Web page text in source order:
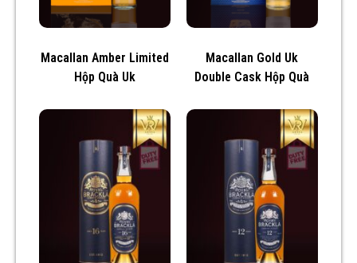
Macallan Amber Limited
Hộp Quà Uk
Macallan Gold Uk
Double Cask Hộp Quà